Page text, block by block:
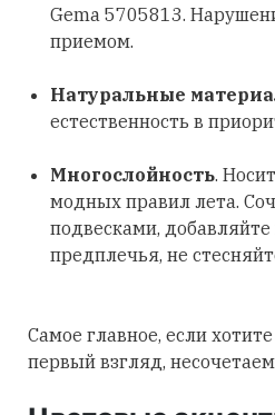
Gema 5705813.
приемом.
Натуральные
естественность в
Многослойность.
модных правил лета.
подвесками,
предплечья, не
Самое главное, если
первый взгляд,